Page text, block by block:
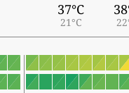
37°C
21°C